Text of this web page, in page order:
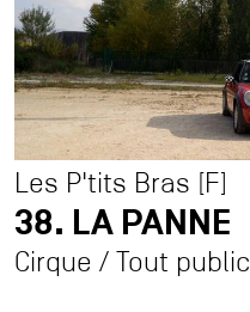
Le Festival
Espace staff
Photos
Partenaires
Les P'tits Bras [F]
38. LA PANNE
Cirque / Tout public